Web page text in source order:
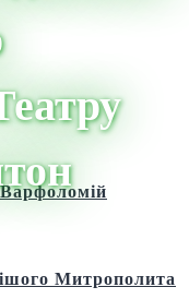
Митрополита